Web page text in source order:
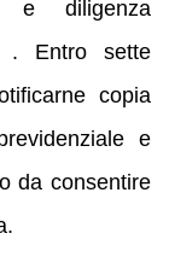
e diligenza
. Entro sette
copia
e
da consentire